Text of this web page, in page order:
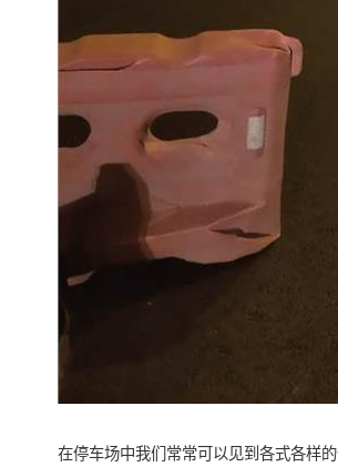
在停车场中我们常常可以见到各式各样的